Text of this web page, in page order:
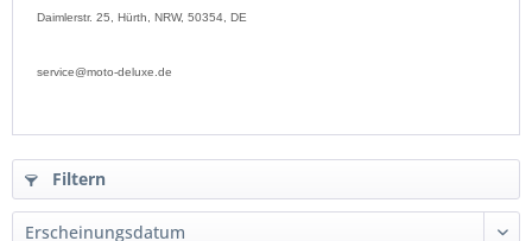
Daimlerstr. 25, Hürth, NRW, 50354, DE
service@moto-deluxe.de
Filtern